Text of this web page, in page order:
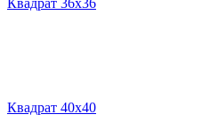
Квадрат 36х36
Квадрат 40х40